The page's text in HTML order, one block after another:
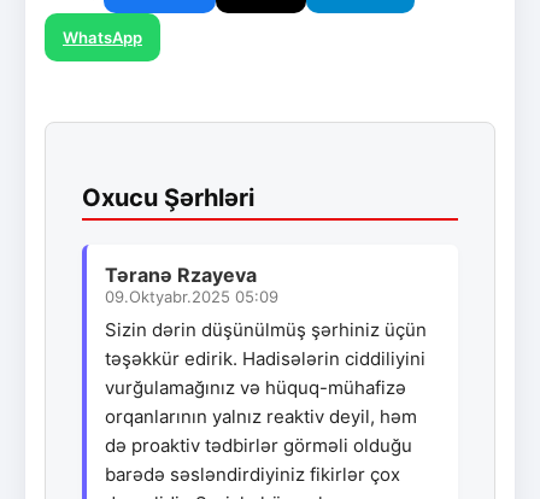
WhatsApp
Oxucu Şərhləri
Təranə Rzayeva
09.Oktyabr.2025 05:09
Sizin dərin düşünülmüş şərhiniz üçün
təşəkkür edirik. Hadisələrin ciddiliyini
vurğulamağınız və hüquq-mühafizə
orqanlarının yalnız reaktiv deyil, həm
də proaktiv tədbirlər görməli olduğu
barədə səsləndirdiyiniz fikirlər çox